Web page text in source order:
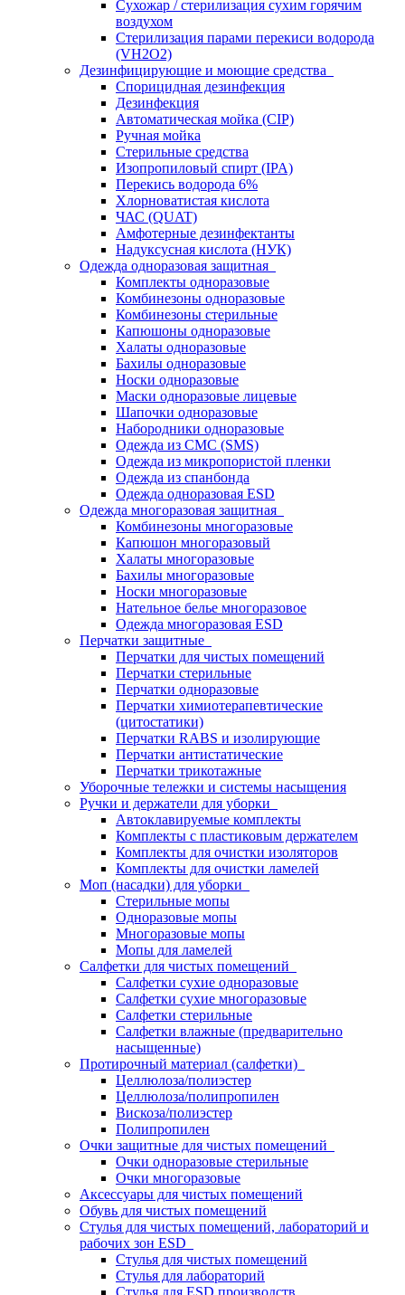
Сухожар / стерилизация сухим горячим
воздухом
Стерилизация парами перекиси водорода
(VH2O2)
Дезинфицирующие и моющие средства
Спорицидная дезинфекция
Дезинфекция
Автоматическая мойка (CIP)
Ручная мойка
Стерильные средства
Изопропиловый спирт (IPA)
Перекись водорода 6%
Хлорноватистая кислота
ЧАС (QUAT)
Амфотерные дезинфектанты
Надуксусная кислота (НУК)
Одежда одноразовая защитная
Комплекты одноразовые
Комбинезоны одноразовые
Комбинезоны стерильные
Капюшоны одноразовые
Халаты одноразовые
Бахилы одноразовые
Носки одноразовые
Маски одноразовые лицевые
Шапочки одноразовые
Набородники одноразовые
Одежда из СМС (SMS)
Одежда из микропористой пленки
Одежда из спанбонда
Одежда одноразовая ESD
Одежда многоразовая защитная
Комбинезоны многоразовые
Капюшон многоразовый
Халаты многоразовые
Бахилы многоразовые
Носки многоразовые
Нательное белье многоразовое
Одежда многоразовая ESD
Перчатки защитные
Перчатки для чистых помещений
Перчатки стерильные
Перчатки одноразовые
Перчатки химиотерапевтические
(цитостатики)
Перчатки RABS и изолирующие
Перчатки антистатические
Перчатки трикотажные
Уборочные тележки и системы насыщения
Ручки и держатели для уборки
Автоклавируемые комплекты
Комплекты с пластиковым держателем
Комплекты для очистки изоляторов
Комплекты для очистки ламелей
Моп (насадки) для уборки
Стерильные мопы
Одноразовые мопы
Многоразовые мопы
Мопы для ламелей
Салфетки для чистых помещений
Салфетки сухие одноразовые
Салфетки сухие многоразовые
Салфетки стерильные
Салфетки влажные (предварительно
насыщенные)
Протирочный материал (салфетки)
Целлюлоза/полиэстер
Целлюлоза/полипропилен
Вискоза/полиэстер
Полипропилен
Очки защитные для чистых помещений
Очки одноразовые стерильные
Очки многоразовые
Аксессуары для чистых помещений
Обувь для чистых помещений
Стулья для чистых помещений, лабораторий и
рабочих зон ESD
Стулья для чистых помещений
Стулья для лабораторий